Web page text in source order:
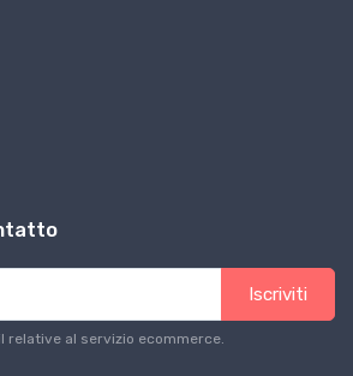
Iscriviti
relative al servizio ecommerce.